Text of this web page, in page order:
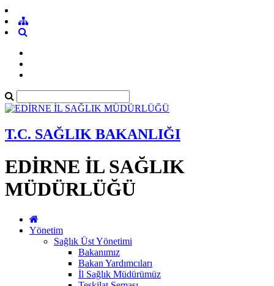
T.C. SAĞLIK BAKANLIĞI
EDİRNE İL SAĞLIK
MÜDÜRLÜĞÜ
Yönetim
Sağlık Üst Yönetimi
Bakanımız
Bakan Yardımcıları
İl Sağlık Müdürümüz